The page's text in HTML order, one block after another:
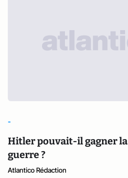
-
Hitler pouvait-il gagner la
guerre ?
Atlantico Rédaction